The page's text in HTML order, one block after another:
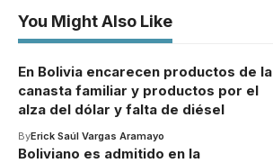
You Might Also Like
En Bolivia encarecen productos de la
canasta familiar y productos por el
alza del dólar y falta de diésel
ByErick Saúl Vargas Aramayo
Boliviano es admitido en la